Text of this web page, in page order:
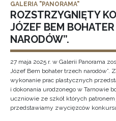
GALERIA "PANORAMA"
ROZSTRZYGNIĘTY
JÓZEF BEM
NARODÓW”.
27 maja 2o25 r. w Galerii Panorama
Józef Bem bohater trzech narodów”.
wykonanie prac plastycznych
i dokonania urodzonego w Tarnowie
uczniowie ze szkół których
przedstawiamy zwycięzców